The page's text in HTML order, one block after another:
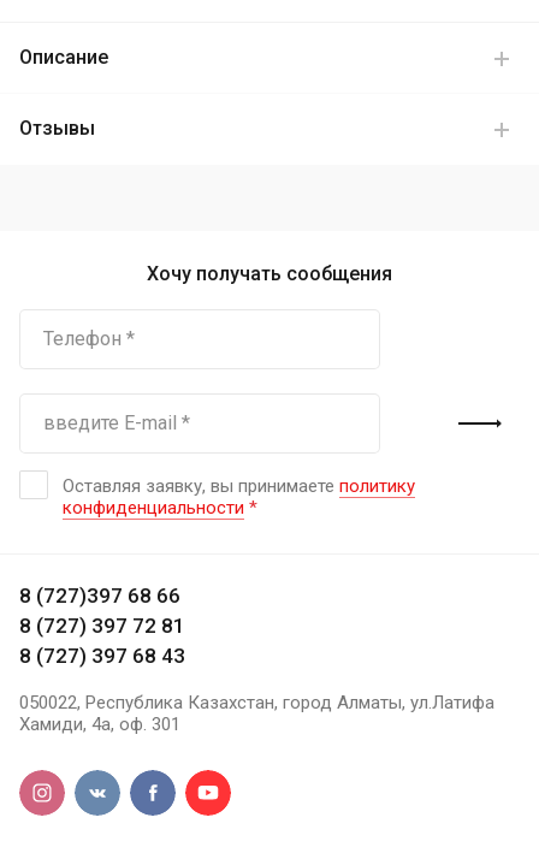
Описание
Отзывы
Хочу получать сообщения
Оставляя заявку, вы принимаете политику
конфиденциальности *
8 (727)397 68 66
8 (727) 397 72 81
8 (727) 397 68 43
050022, Республика Казахстан, город Алматы, ул.Латифа
Хамиди, 4а, оф. 301